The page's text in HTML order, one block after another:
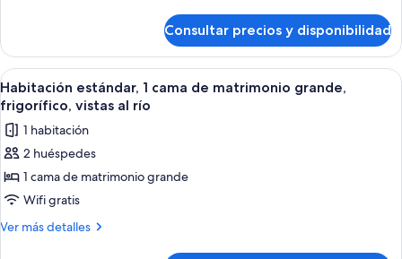
no
fumadores,
frigorífico
estándar,
camas
dobles,
fumadores,
frigorífico
Consultar precios y disponibilidad
Abrir
todas
las
fotos
de
Habitación
estándar,
1
Un balcón con vistas a un paisaje
5
Habitación estándar, 1 cama de matrimonio grande,
frigorífico, vistas al río
1 habitación
2 huéspedes
1 cama de matrimonio grande
Wifi gratis
Ver más detalles
Más